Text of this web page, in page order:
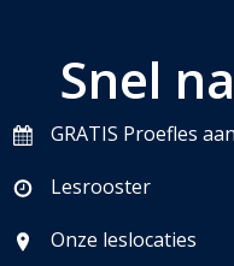
Snel
GRATIS Proefles
Lesrooster
Onze leslocaties